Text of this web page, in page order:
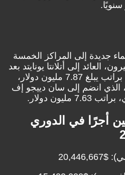
المراكز الخمسة
إلى أتلانتا يونايتد بعد
فترة في نيوكاسل يونايتد، براتب يبلغ 7.87 مليون دولار،
إلى سان دييجو إف
أجرًا في الدوري